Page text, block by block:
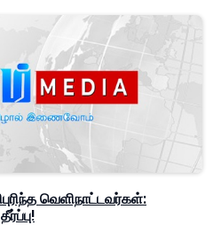
வெளிநாட்டவர்கள்: